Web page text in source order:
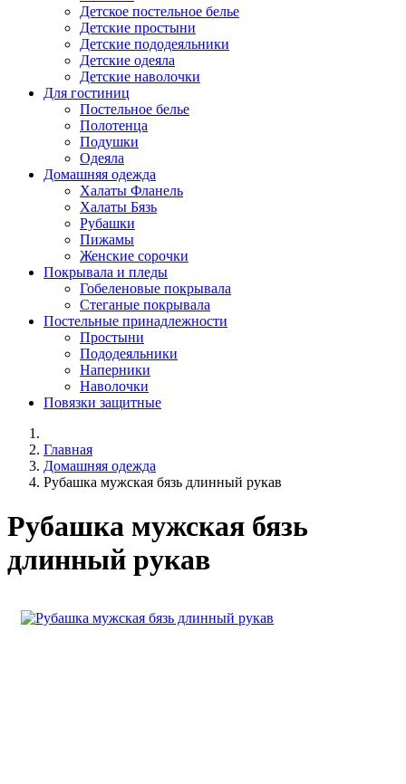
Детское постельное белье
Детские простыни
Детские пододеяльники
Детские одеяла
Детские наволочки
Для гостиниц
Постельное белье
Полотенца
Подушки
Одеяла
Домашняя одежда
Халаты Фланель
Халаты Бязь
Рубашки
Пижамы
Женские сорочки
Покрывала и пледы
Гобеленовые покрывала
Стеганые покрывала
Постельные принадлежности
Простыни
Пододеяльники
Наперники
Наволочки
Повязки защитные
Главная
Домашняя одежда
Рубашка мужская бязь длинный рукав
Рубашка мужская бязь
длинный рукав